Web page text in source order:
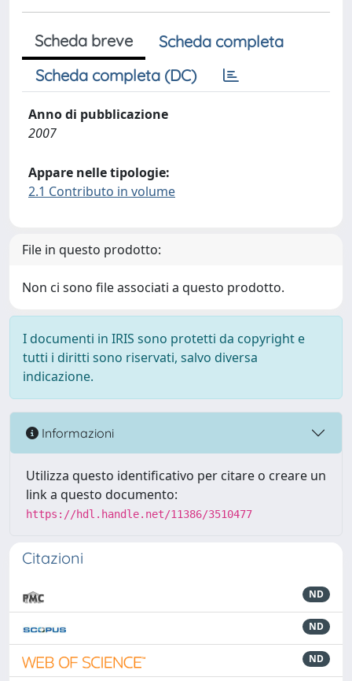
Scheda breve
Scheda completa
Scheda completa (DC)
Anno di pubblicazione
2007
Appare nelle tipologie:
2.1 Contributo in volume
File in questo prodotto:
Non ci sono file associati a questo prodotto.
I documenti in IRIS sono protetti da copyright e
tutti i diritti sono riservati, salvo diversa
indicazione.
Informazioni
Utilizza questo identificativo per citare o creare un
link a questo documento:
https://hdl.handle.net/11386/3510477
Citazioni
ND
ND
ND